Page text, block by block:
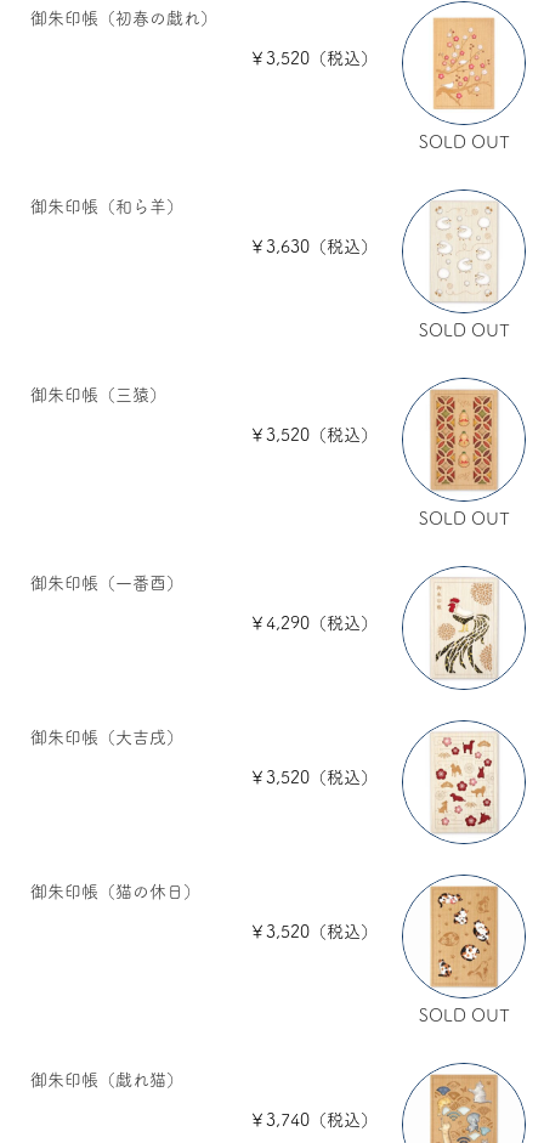
SOLD OUT
御朱印帳（初春の戯れ）
￥3,520（税込）
SOLD OUT
御朱印帳（和ら羊）
￥3,630（税込）
SOLD OUT
御朱印帳（三猿）
￥3,520（税込）
御朱印帳（一番酉）
￥4,290（税込）
御朱印帳（大吉戌）
￥3,520（税込）
SOLD OUT
御朱印帳（猫の休日）
￥3,520（税込）
御朱印帳（戯れ猫）
￥3,740（税込）